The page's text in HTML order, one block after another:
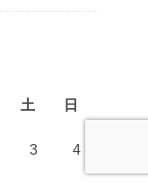
土 日
3 4